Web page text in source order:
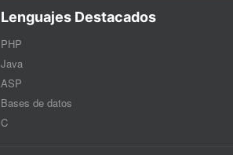
Lenguajes Destacados
PHP
Java
ASP
Bases de datos
C